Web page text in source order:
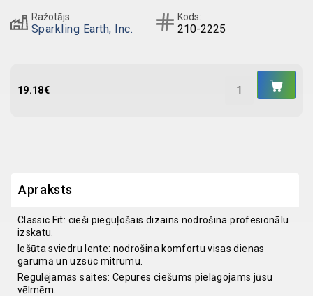
Ražotājs:
Sparkling Earth, Inc.
Kods:
210-2225
19.18€
Apraksts
Classic Fit: cieši pieguļošais dizains nodrošina profesionālu
izskatu.
Iešūta sviedru lente: nodrošina komfortu visas dienas
garumā un uzsūc mitrumu.
Regulējamas saites: Cepures ciešums pielāgojams jūsu
vēlmēm.